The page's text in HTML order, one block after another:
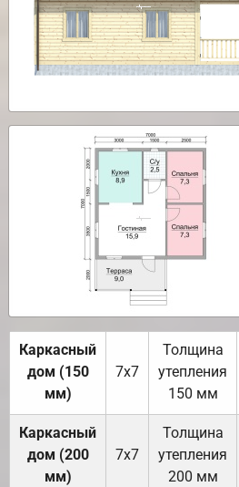
Каркасный
дом (150
мм)
7х7
Толщина
утепления
150 мм
Каркасный
дом (200
мм)
7х7
Толщина
утепления
200 мм